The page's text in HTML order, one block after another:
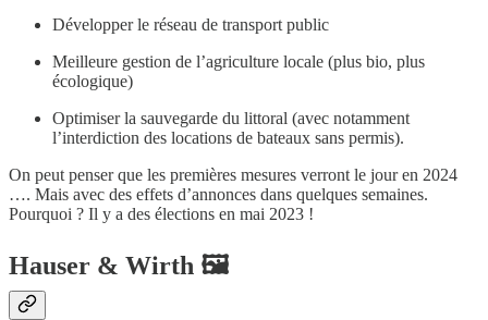
Développer le réseau de transport public
Meilleure gestion de l’agriculture locale (plus bio, plus
écologique)
Optimiser la sauvegarde du littoral (avec notamment
l’interdiction des locations de bateaux sans permis).
On peut penser que les premières mesures verront le jour en 2024
…. Mais avec des effets d’annonces dans quelques semaines.
Pourquoi ? Il y a des élections en mai 2023 !
Hauser & Wirth 🖼